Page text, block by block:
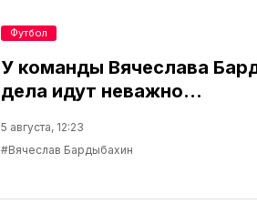
У команды Вячеслава
дела идут неважно…
5 августа, 12:23
#Вячеслав Бардыбахин
Футбол